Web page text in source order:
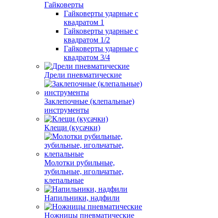
Гайковерты
Гайковерты ударные с
квадратом 1
Гайковерты ударные с
квадратом 1/2
Гайковерты ударные с
квадратом 3/4
Дрели пневматические
Заклепочные (клепальные)
инструменты
Клещи (кусачки)
Молотки рубильные,
зубильные, игольчатые,
клепальные
Напильники, надфили
Ножницы пневматические